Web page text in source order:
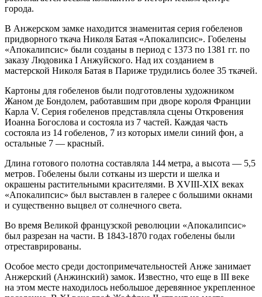
города.
В Анжерском замке находится знаменитая серия гобеленов
придворного ткача Николя Батая «Апокалипсис». Гобелены
«Апокалипсис» были созданы в период с 1373 по 1381 гг. по
заказу Людовика I Анжуйского. Над их созданием в
мастерской Николя Батая в Париже трудились более 35 ткачей.
Картоны для гобеленов были подготовлены художником
Жаном де Бондолем, работавшим при дворе короля Франции
Карла V. Серия гобеленов представляла сцены Откровения
Иоанна Богослова и состояла из 7 частей. Каждая часть
состояла из 14 гобеленов, 7 из которых имели синий фон, а
остальные 7 — красный.
Длина готового полотна составляла 144 метра, а высота — 5,5
метров. Гобелены были сотканы из шерсти и шелка и
окрашены растительными красителями. В XVIII-XIX веках
«Апокалипсис» был выставлен в галерее с большими окнами
и существенно выцвел от солнечного света.
Во время Великой французской революции «Апокалипсис»
был разрезан на части. В 1843-1870 годах гобелены были
отреставрированы.
Особое место среди достопримечательностей Анже занимает
Анжерский (Анжинский) замок. Известно, что еще в III веке
на этом месте находилось небольшое деревянное укрепленное